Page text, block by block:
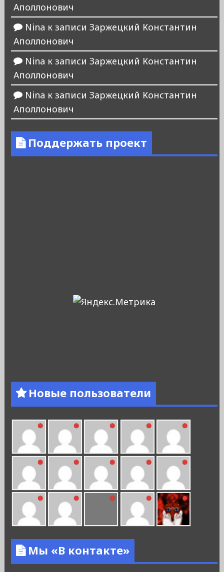
Аполлонович
Nina к записи Заржецкий Константин
Аполлонович
Nina к записи Заржецкий Константин
Аполлонович
Nina к записи Заржецкий Константин
Аполлонович
Поддержать проект
Новые пользователи
Мы «В контакте»